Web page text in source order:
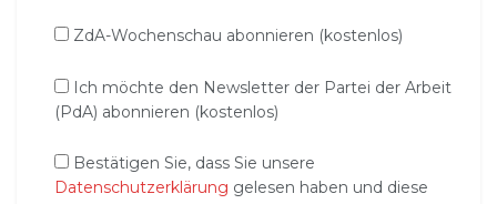
ZdA-Wochenschau abonnieren (kostenlos)
Ich möchte den Newsletter der Partei der Arbeit
(PdA) abonnieren (kostenlos)
Bestätigen Sie, dass Sie unsere
Datenschutzerklärung gelesen haben und diese